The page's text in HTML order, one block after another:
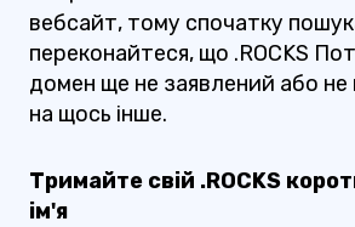
вебсайт, тому спочатку
переконайтеся, що .ROCKS
домен ще не заявлений або
на щось інше.
Тримайте свій .ROCKS
ім'я